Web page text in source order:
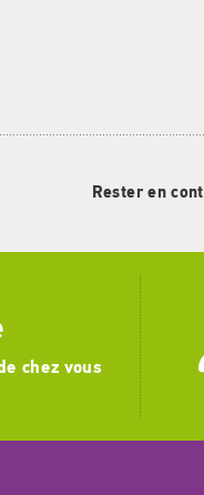
Rester en
chez vous